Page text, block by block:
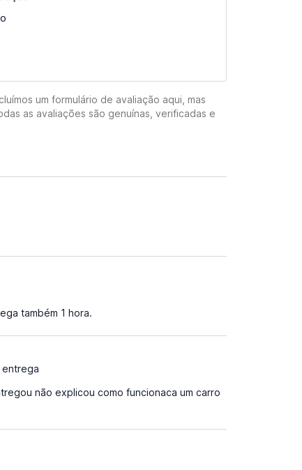
um formulário de avaliação aqui, mas
as avaliações são genuínas, verificadas e
também 1 hora.
entrega
não explicou como funcionaca um carro